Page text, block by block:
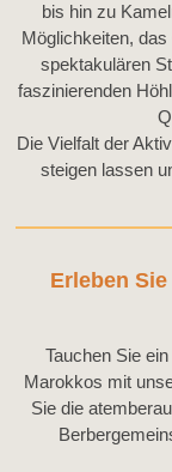
bis hin zu
Möglichkeiten,
spektakulären
faszinierenden
Die Vielfalt der
steigen lassen
Erleben
Tauchen Sie
Marokkos mit
Sie die